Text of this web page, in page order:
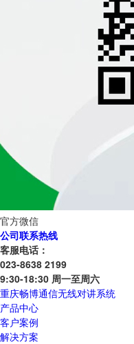
官方微信
公司联系热线
客服电话：
023-8638 2199
9:30-18:30 周一至周六
重庆畅博通信无线对讲系统
产品中心
客户案例
解决方案